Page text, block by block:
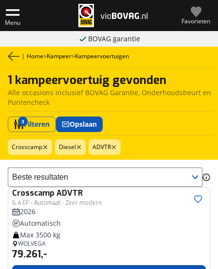
Menu Favorieten
BOVAG garantie
| Home>Kampeer>Kampeervoertuigen
1 kampeervoertuig gevonden
Alle occasions inclusief BOVAG Garantie, Onderhoudsbeurt en
Puntencheck
3Filteren Opslaan
Crosscamp Diesel ADVTR
Sorteer resultaten
Crosscamp ADVTR
6.4 EF - Automaat - Zeer modern
2026
Automatisch
Max 3500 kg
WOLVEGA
79.261,-